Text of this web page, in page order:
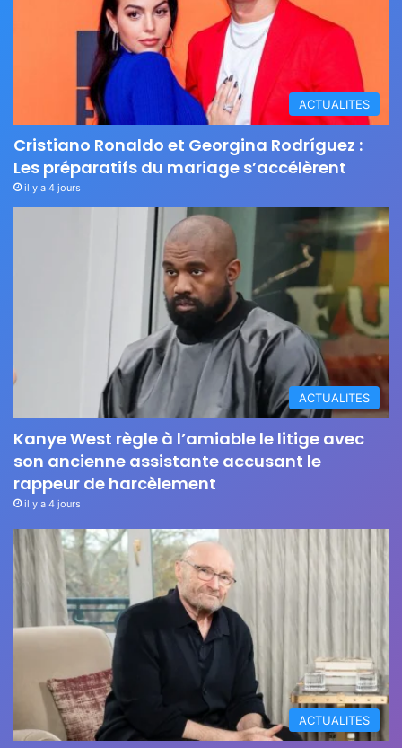
ACTUALITES
Cristiano Ronaldo et Georgina Rodríguez :
Les préparatifs du mariage s’accélèrent
il y a 4 jours
ACTUALITES
Kanye West règle à l’amiable le litige avec
son ancienne assistante accusant le
rappeur de harcèlement
il y a 4 jours
ACTUALITES